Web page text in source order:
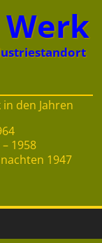
den Jahren
1958
1947